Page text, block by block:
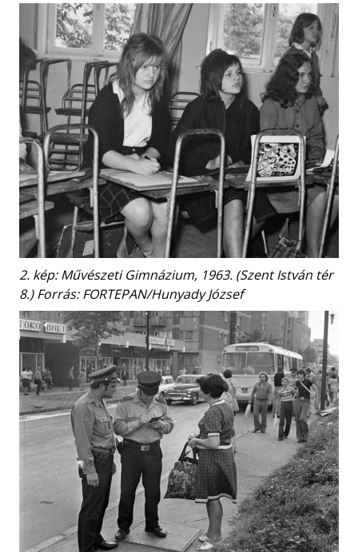
2. kép: Művészeti Gimnázium, 1963. (Szent István tér
8.) Forrás: FORTEPAN/Hunyady József